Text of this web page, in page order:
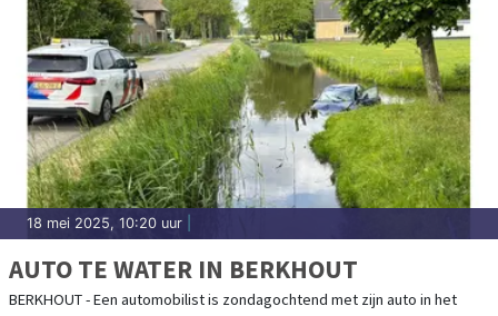
18 mei 2025, 10:20 uur
AUTO TE WATER IN BERKHOUT
BERKHOUT - Een automobilist is zondagochtend met zijn auto in het